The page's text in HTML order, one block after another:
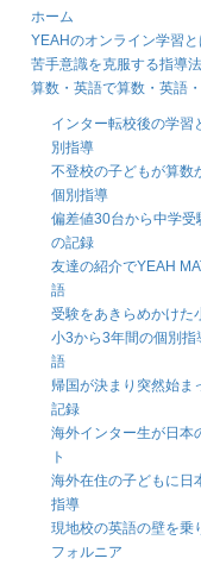
ホーム
YEAHのオンライン学習と
苦手意識を克服する指導法
算数・英語で算数・英語
インター転校後の学習
別指導
不登校の子どもが算数
個別指導
偏差値30台から中学
の記録
友達の紹介でYEAH
語
受験をあきらめかけた
小3から3年間の個別
語
帰国が決まり突然始ま
記録
海外インター生が日本
ト
海外在住の子どもに日
指導
現地校の英語の壁を乗
フォルニア